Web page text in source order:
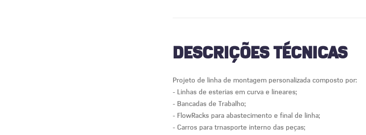
DESCRIÇÕES TÉCNICAS
Projeto de linha de montagem personalizada composto por:
- Linhas de esterias em curva e lineares;
- Bancadas de Trabalho;
- FlowRacks para abastecimento e final de linha;
- Carros para trnasporte interno das peças;